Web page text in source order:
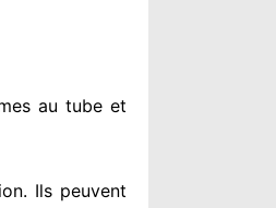
au tube et
Ils peuvent